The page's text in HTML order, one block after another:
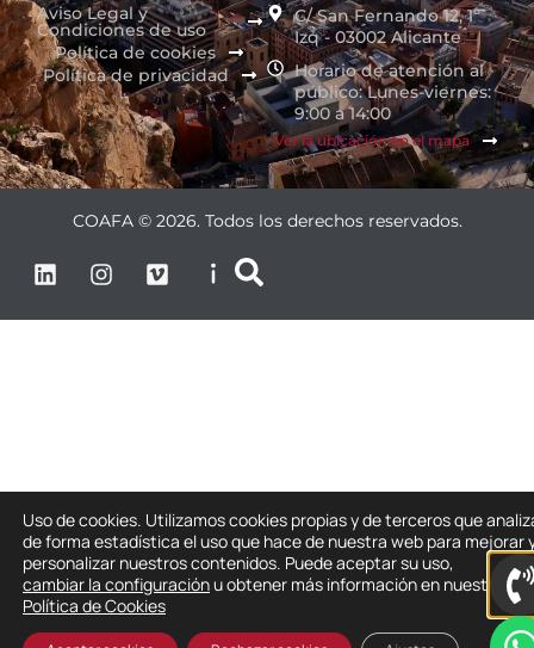
Aviso Legal y
Condiciones de uso
Política de cookies
Política de privacidad
C/ San Fernando 12, 1º
Izq - 03002 Alicante
Horario de atención al
público: Lunes-viernes:
9:00 a 14:00
Ver la ubicación en el mapa
COAFA © 2026. Todos los derechos reservados.
Uso de cookies. Utilizamos cookies propias y de terceros que
de forma estadística el uso que hace de nuestra web para mejorar
personalizar nuestros contenidos. Puede aceptar su uso,
cambiar la configuraciónu obtener más información en nuestra
Política de Cookies